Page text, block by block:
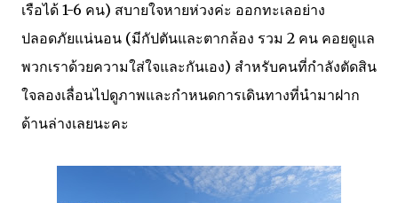
เรือได้ 1-6 คน) สบายใจหายห่วงค่ะ ออกทะเลอย่าง
ปลอดภัยแน่นอน (มีกัปตันและตากล้อง รวม 2 คน คอยดูแล
พวกเราด้วยความใส่ใจและกันเอง) สำหรับคนที่กำลังตัดสิน
ใจลองเลื่อนไปดูภาพและกำหนดการเดินทางที่นำมาฝาก
ด้านล่างเลยนะคะ